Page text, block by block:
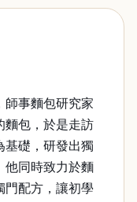
師事麵包研究家
麵包，於是走訪
基礎，研發出獨
他同時致力於麵
門配方，讓初學